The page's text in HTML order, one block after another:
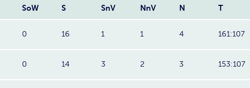
SoW S SnV NnV N T
0 16 1 1 4 161:107
0 14 3 2 3 153:107